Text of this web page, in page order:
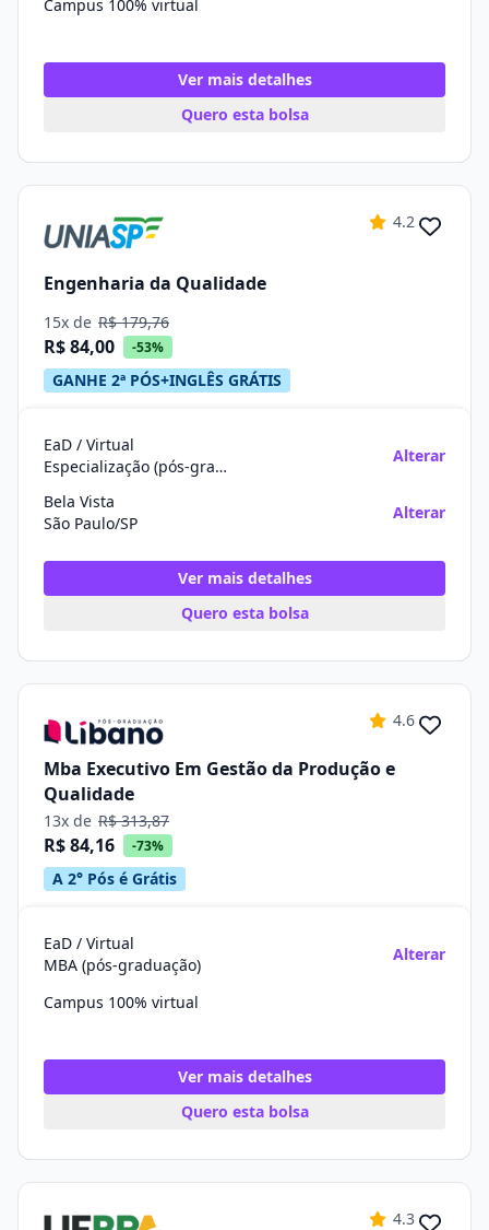
Campus 100% virtual
Ver mais detalhes
Quero esta bolsa
4.2
Engenharia da Qualidade
15x de R$ 179,76
R$ 84,00 -53%
GANHE 2ª PÓS+INGLÊS GRÁTIS
EaD / Virtual
Especialização (pós-graduação)
Alterar
Bela Vista
São Paulo/SP
Alterar
Ver mais detalhes
Quero esta bolsa
4.6
Mba Executivo Em Gestão da Produção e
Qualidade
13x de R$ 313,87
R$ 84,16 -73%
A 2° Pós é Grátis
EaD / Virtual
MBA (pós-graduação)
Alterar
Campus 100% virtual
Ver mais detalhes
Quero esta bolsa
4.3